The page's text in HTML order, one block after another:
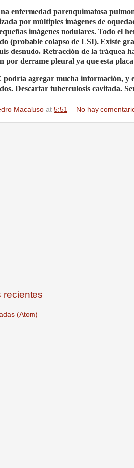
enfermedad parenquimatosa
por múltiples imágenes de
imágenes nodulares. Todo el
(probable colapso de LSI). Existe
desnudo. Retracción de la tráquea
por derrame pleural ya que esta
podría agregar mucha información, y
Descartar tuberculosis cavitada.
Macaluso at 5:51 No hay
recientes
(Atom)